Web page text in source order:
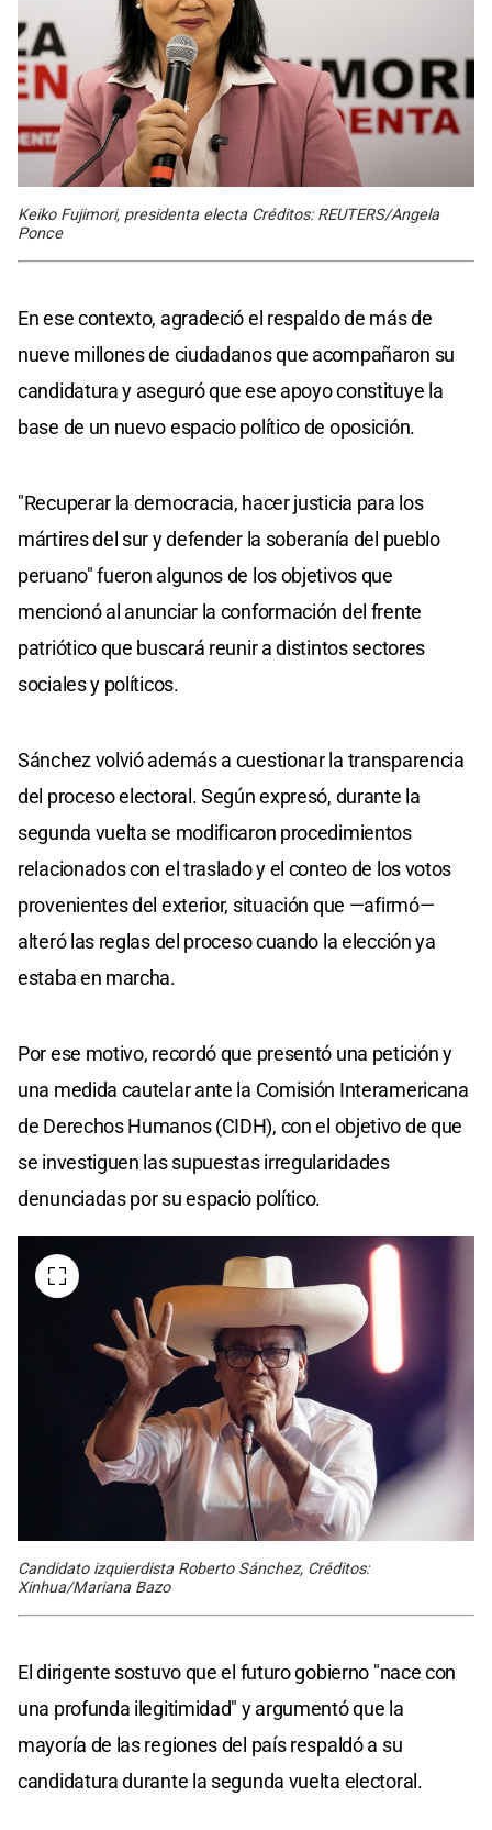
Keiko Fujimori, presidenta electa Créditos: REUTERS/Angela
Ponce
En ese contexto, agradeció el respaldo de más de
nueve millones de ciudadanos que acompañaron su
candidatura y aseguró que ese apoyo constituye la
base de un nuevo espacio político de oposición.
"Recuperar la democracia, hacer justicia para los
mártires del sur y defender la soberanía del pueblo
peruano" fueron algunos de los objetivos que
mencionó al anunciar la conformación del frente
patriótico que buscará reunir a distintos sectores
sociales y políticos.
Sánchez volvió además a cuestionar la transparencia
del proceso electoral. Según expresó, durante la
segunda vuelta se modificaron procedimientos
relacionados con el traslado y el conteo de los votos
provenientes del exterior, situación que —afirmó—
alteró las reglas del proceso cuando la elección ya
estaba en marcha.
Por ese motivo, recordó que presentó una petición y
una medida cautelar ante la Comisión Interamericana
de Derechos Humanos (CIDH), con el objetivo de que
se investiguen las supuestas irregularidades
denunciadas por su espacio político.
Candidato izquierdista Roberto Sánchez, Créditos:
Xinhua/Mariana Bazo
El dirigente sostuvo que el futuro gobierno "nace con
una profunda ilegitimidad" y argumentó que la
mayoría de las regiones del país respaldó a su
candidatura durante la segunda vuelta electoral.